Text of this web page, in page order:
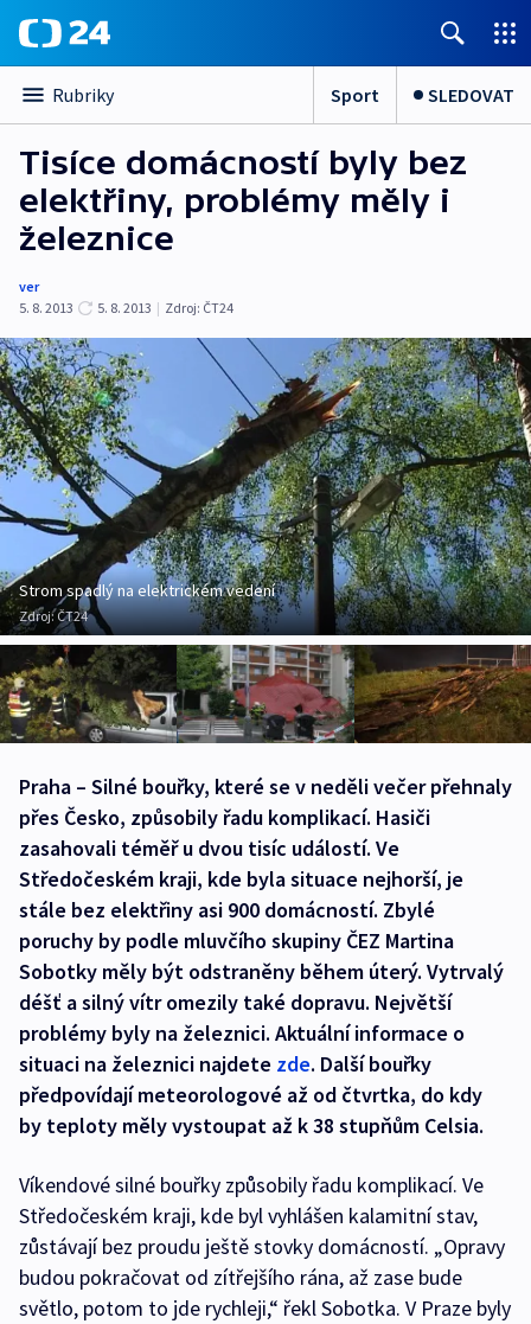
Rubriky Sport SLEDOVAT
Tisíce domácností byly bez
elektřiny, problémy měly i
železnice
ver
5. 8. 2013
5. 8. 2013 | Zdroj: ČT24
Strom spadlý na elektrickém vedení
Zdroj:ČT24
Praha – Silné bouřky, které se v neděli večer přehnaly
přes Česko, způsobily řadu komplikací. Hasiči
zasahovali téměř u dvou tisíc událostí. Ve
Středočeském kraji, kde byla situace nejhorší, je
stále bez elektřiny asi 900 domácností. Zbylé
poruchy by podle mluvčího skupiny ČEZ Martina
Sobotky měly být odstraněny během úterý. Vytrvalý
déšť a silný vítr omezily také dopravu. Největší
problémy byly na železnici. Aktuální informace o
situaci na železnici najdete zde. Další bouřky
předpovídají meteorologové až od čtvrtka, do kdy
by teploty měly vystoupat až k 38 stupňům Celsia.
Víkendové silné bouřky způsobily řadu komplikací. Ve
Středočeském kraji, kde byl vyhlášen kalamitní stav,
zůstávají bez proudu ještě stovky domácností. „Opravy
budou pokračovat od zítřejšího rána, až zase bude
světlo, potom to jde rychleji,“ řekl Sobotka. V Praze byly